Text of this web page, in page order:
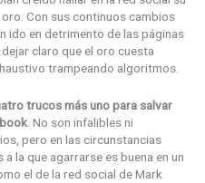
Con sus continuos cambios
ido en detrimento de las páginas
claro que el oro cuesta
trampeando algoritmos.
trucos más uno para salvar
. No son infalibles ni
pero en las circunstancias
la que agarrarse es buena en un
el de la red social de Mark